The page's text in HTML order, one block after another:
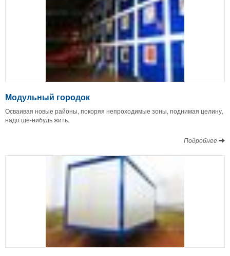
Модульный городок
Осваивая новые районы, покоряя непроходимые зоны, поднимая целину,
надо где-нибудь жить.
Подробнее